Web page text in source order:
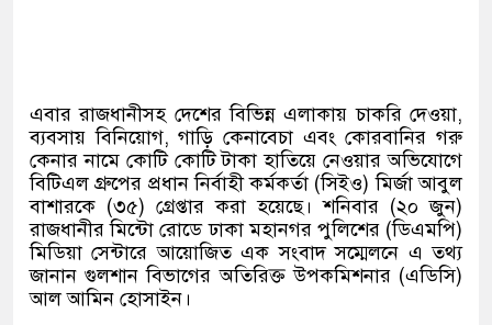
এবার রাজধানীসহ দেশের বিভিন্ন এলাকায় চাকরি দেওয়া,
ব্যবসায় বিনিয়োগ,গাড়ি কেনাবেচা এবং কোরবানির গরু
কেনার নামে কোটি কোটি টাকা হাতিয়ে নেওয়ার অভিযোগে
বিটিএল গ্রুপের প্রধান নির্বাহী কর্মকর্তা(সিইও)মির্জা আবুল
বাশারকে (৩৫) গ্রেপ্তার করা হয়েছে। শনিবার (২০ জুন)
রাজধানীর মিন্টো রোডে ঢাকা মহানগর পুলিশের(ডিএমপি)
মিডিয়া সেন্টারে আয়োজিত এক সংবাদ সম্মেলনে এ তথ্য
জানান গুলশান বিভাগের অতিরিক্ত উপকমিশনার(এডিসি)
আল আমিন হোসাইন।